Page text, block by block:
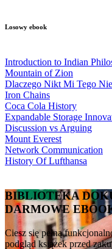
Losowy ebook
Introduction to Indian
Mountain of Zion
Dlaczego Nikt Mi Tego
Iron Chains
Coca Cola History
Expandable Storage
Discussion vs Arguing
Mount Everest
Network Communication
History Of Lufthansa
BIBLIOTEKA
DARMOWE
Ciesz się pełną
podgląd książek przed